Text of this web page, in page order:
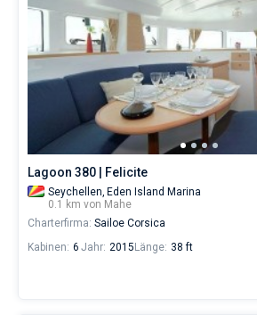
ohne
wählen,
das
Boot
verwalten.
Sailica-
Katalog
Charter-
Yachten
Lagoon 380 | Felicite
Seychellen, Eden Island Marina
0.1 km von Mahe
Charterfirma: Sailoe Corsica
Kabinen: 6 Jahr: 2015 Länge: 38 ft